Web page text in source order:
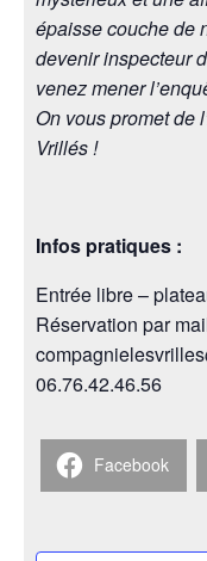
épaisse couche de
devenir inspecteur
venez mener
On vous promet de
Vrillés !
Infos pratiques :
Entrée libre –
Réservation par
06.76.42.46.56
Facebook